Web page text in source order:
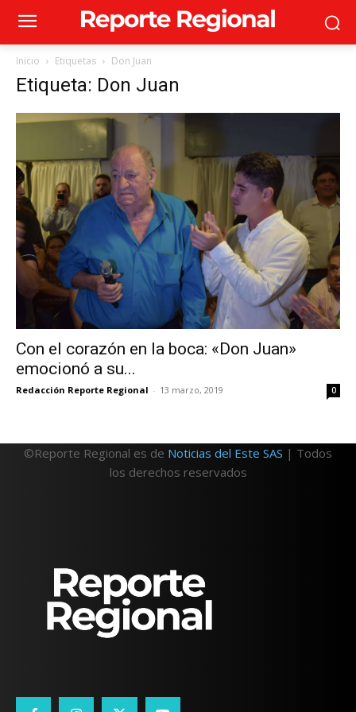
Inicio Etiquetas Don Juan
Etiqueta: Don Juan
Con el corazón en la boca: «Don Juan»
emocionó a su...
Redacción Reporte Regional - 13 marzo, 2019 0
©Reporte Regional es de Noticias del Este SAS | Todos
los derechos reservados